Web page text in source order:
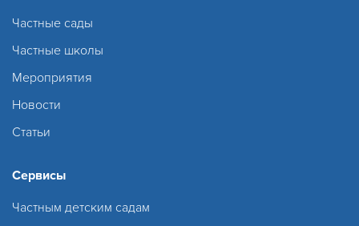
Частные сады
Частные школы
Мероприятия
Новости
Статьи
Сервисы
Частным детским садам